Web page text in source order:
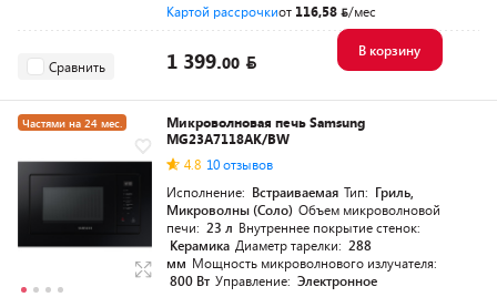
Картой рассрочкиот 116,58 /мес
Сравнить 1 399.00
В корзину
Частями на 24 мес.
Микроволновая печь Samsung
MG23A7118AK/BW
4.8 10 отзывов
Исполнение: Встраиваемая Тип: Гриль,
Микроволны (Соло) Объем микроволновой
печи: 23 л Внутреннее покрытие стенок:
Керамика Диаметр тарелки: 288
мм Мощность микроволнового излучателя:
800 Вт Управление: Электронное